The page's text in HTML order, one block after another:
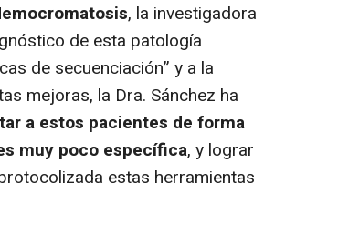
, la investigadora
de esta patología
de secuenciación” y a la
mejoras, la Dra. Sánchez ha
a estos pacientes de forma
muy poco específica, y lograr
estas herramientas